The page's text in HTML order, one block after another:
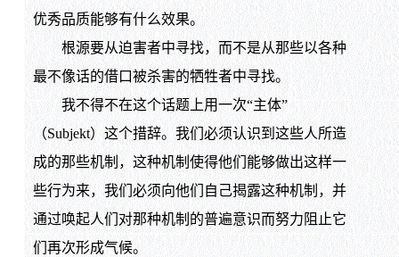
优秀品质能够有什么效果。
根源要从迫害者中寻找，而不是从那些以各种
最不像话的借口被杀害的牺牲者中寻找。
我不得不在这个话题上用一次“主体”
（Subjekt）这个措辞。我们必须认识到这些人所造
成的那些机制，这种机制使得他们能够做出这样一
些行为来，我们必须向他们自己揭露这种机制，并
通过唤起人们对那种机制的普遍意识而努力阻止它
们再次形成气候。